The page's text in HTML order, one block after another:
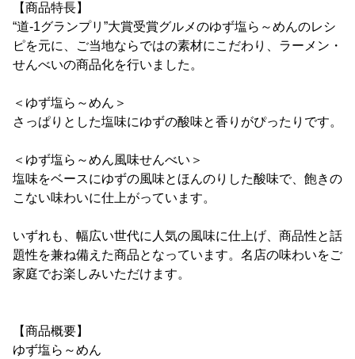
【商品特長】
“道-1グランプリ”大賞受賞グルメのゆず塩ら～めんのレシ
ピを元に、ご当地ならではの素材にこだわり、ラーメン・
せんべいの商品化を行いました。
＜ゆず塩ら～めん＞
さっぱりとした塩味にゆずの酸味と香りがぴったりです。
＜ゆず塩ら～めん風味せんべい＞
塩味をベースにゆずの風味とほんのりした酸味で、飽きの
こない味わいに仕上がっています。
いずれも、幅広い世代に人気の風味に仕上げ、商品性と話
題性を兼ね備えた商品となっています。名店の味わいをご
家庭でお楽しみいただけます。
【商品概要】
ゆず塩ら～めん